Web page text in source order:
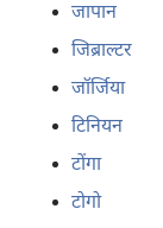
जापान
जिब्राल्टर
जॉर्जिया
टिनियन
टोंगा
टोगो